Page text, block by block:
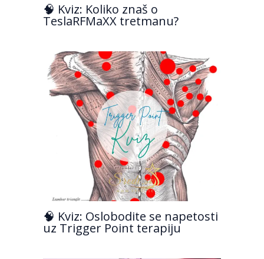
🧠 Kviz: Koliko znaš o
TeslaRFMaXX tretmanu?
🧠 Kviz: Oslobodite se napetosti
uz Trigger Point terapiju